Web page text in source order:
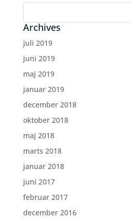
Archives
juli 2019
juni 2019
maj 2019
januar 2019
december 2018
oktober 2018
maj 2018
marts 2018
januar 2018
juni 2017
februar 2017
december 2016